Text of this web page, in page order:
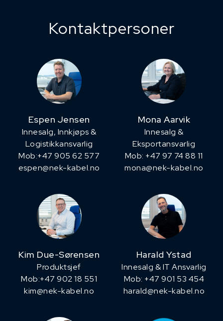
Kontaktpersoner
Espen Jensen
Innesalg, ​Innkjøps &
Logistikkansvarlig
Mob:+47 905 62 577
espen@nek-kabel.no
Mona Aarvik
Innesalg &
Eksportansvarlig
Mob: +47 97 74 88 11
mona@nek-kabel.no
Kim Due-Sørensen
Produktsjef
​Mob:+47 902 18 551
kim@nek-kabel.no
Harald Ystad
Innesalg & IT Ansvarlig
Mob: +47 901 53 454
harald@nek-kabel.no